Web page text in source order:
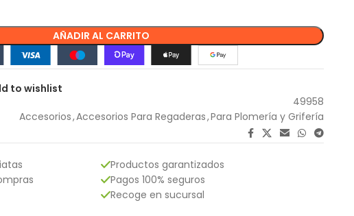
AÑADIR AL CARRITO
to wishlist
49958
Accesorios,Accesorios Para Regaderas,Para Plomería y Grifería
Productos garantizados
Pagos 100% seguros
Recoge en sucursal